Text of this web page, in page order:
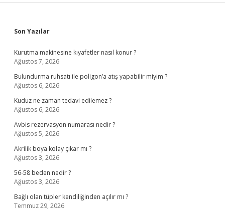
Sidebar
Son Yazılar
Kurutma makinesine kıyafetler nasıl konur ?
Ağustos 7, 2026
Bulundurma ruhsatı ile poligon’a atış yapabilir miyim ?
Ağustos 6, 2026
Kuduz ne zaman tedavi edilemez ?
Ağustos 6, 2026
Avbis rezervasyon numarası nedir ?
Ağustos 5, 2026
Akrilik boya kolay çıkar mı ?
Ağustos 3, 2026
56-58 beden nedir ?
Ağustos 3, 2026
Bağlı olan tüpler kendiliğinden açılır mı ?
Temmuz 29, 2026